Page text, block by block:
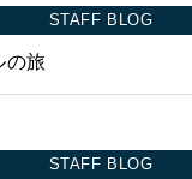
STAFF BLOG
の旅
STAFF BLOG